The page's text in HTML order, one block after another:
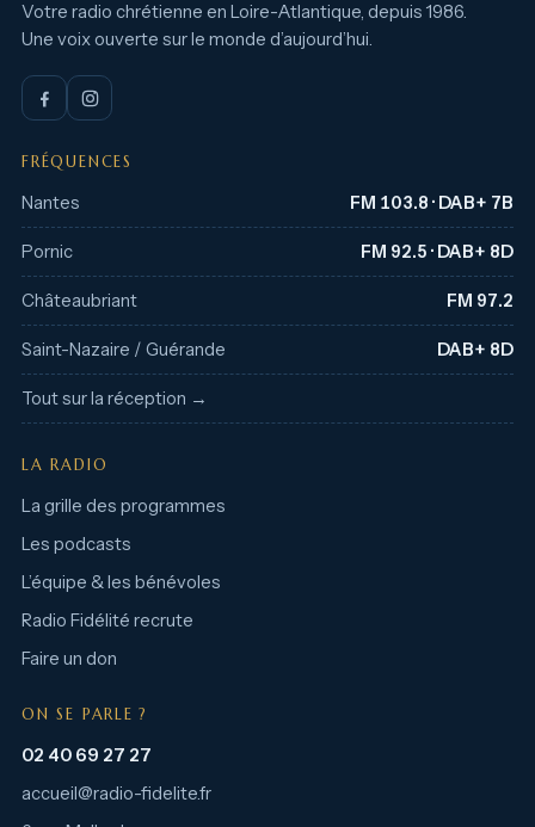
Votre radio chrétienne en Loire-Atlantique, depuis 1986.
Une voix ouverte sur le monde d’aujourd’hui.
FRÉQUENCES
Nantes FM 103.8 · DAB+ 7B
Pornic FM 92.5 · DAB+ 8D
Châteaubriant FM 97.2
Saint-Nazaire / Guérande DAB+ 8D
Tout sur la réception →
LA RADIO
La grille des programmes
Les podcasts
L’équipe & les bénévoles
Radio Fidélité recrute
Faire un don
ON SE PARLE ?
02 40 69 27 27
accueil@radio-fidelite.fr